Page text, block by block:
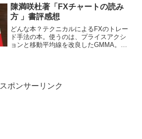
ト理論などの説明。最後は、手法の紹介
で、ライントレード...
陳満咲杜著「FXチャートの読み
方 」書評感想
どんな本？テクニカルによるFXのトレー
ド手法の本。使うのは、プライスアクシ
ョンと移動平均線を改良したGMMA。ど
スポンサーリンク